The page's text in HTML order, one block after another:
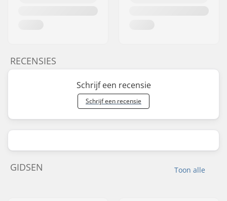
RECENSIES
Schrijf een recensie
Schrijf een recensie
Toon alle
GIDSEN